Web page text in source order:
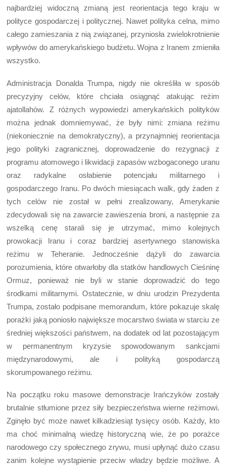
najbardziej widoczną zmianą jest reorientacja tego kraju w
polityce gospodarczej i politycznej. Nawet polityka celna, mimo
całego zamieszania z nią związanej, przyniosła zwielokrotnienie
wpływów do amerykańskiego budżetu. Wojna z Iranem zmieniła
wszystko.
Administracja Donalda Trumpa, nigdy nie określiła w sposób
precyzyjny celów, które chciała osiągnąć atakując reżim
ajatollahów. Z różnych wypowiedzi amerykańskich polityków
można jednak domniemywać, że były nimi: zmiana reżimu
(niekoniecznie na demokratyczny), a przynajmniej reorientacja
jego polityki zagranicznej, doprowadzenie do rezygnacji z
programu atomowego i likwidacji zapasów wzbogaconego uranu
oraz radykalne osłabienie potencjału militarnego i
gospodarczego Iranu. Po dwóch miesiącach walk, gdy żaden z
tych celów nie został w pełni zrealizowany, Amerykanie
zdecydowali się na zawarcie zawieszenia broni, a następnie za
wszelką cenę starali się je utrzymać, mimo kolejnych
prowokacji Iranu i coraz bardziej asertywnego stanowiska
reżimu w Teheranie. Jednocześnie dążyli do zawarcia
porozumienia, które otwarłoby dla statków handlowych Cieśninę
Ormuz, ponieważ nie byli w stanie doprowadzić do tego
środkami militarnymi. Ostatecznie, w dniu urodzin Prezydenta
Trumpa, zostało podpisane memorandum, które pokazuje skalę
porażki jaką poniosło największe mocarstwo świata w starciu ze
średniej większości państwem, na dodatek od lat pozostającym
w permanentnym kryzysie spowodowanym sankcjami
międzynarodowymi, ale i polityką gospodarczą
skorumpowanego reżimu.
Na początku roku masowe demonstracje Irańczyków zostały
brutalnie stłumione przez siły bezpieczeństwa wierne reżimowi.
Zginęło być może nawet kilkadziesiąt tysięcy osób. Każdy, kto
ma choć minimalną wiedzę historyczną wie, że po porażce
narodowego czy społecznego zrywu, musi upłynąć dużo czasu
zanim kolejne wystąpienie przeciw władzy będzie możliwe. A